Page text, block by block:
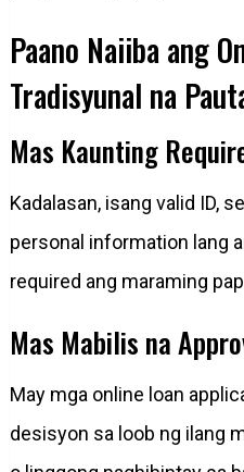
Paano Naiiba ang
Tradisyunal na
Mas Kaunting
Kadalasan, isang valid ID,
personal information lang
required ang maraming
Mas Mabilis na
May mga online loan
desisyon sa loob ng ilang